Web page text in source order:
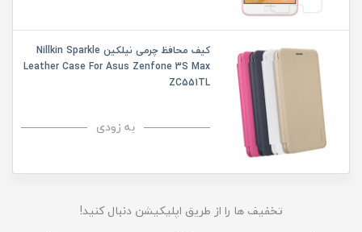
کیف محافظ چرمی نیلکین Nillkin Sparkle
Leather Case For Asus Zenfone 3S Max
ZC551TL
به زودی
تخفیف ها را از طریق اپلیکیشن دنبال کنید!